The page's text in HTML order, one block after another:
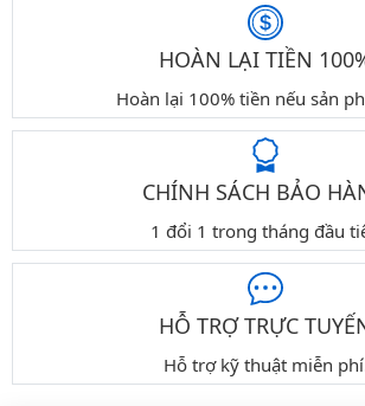
HOÀN LẠI TIỀN
Hoàn lại 100% tiền nếu sản
CHÍNH SÁCH BẢO
1 đổi 1 trong tháng đầu
HỖ TRỢ TRỰC
Hỗ trợ kỹ thuật miễn